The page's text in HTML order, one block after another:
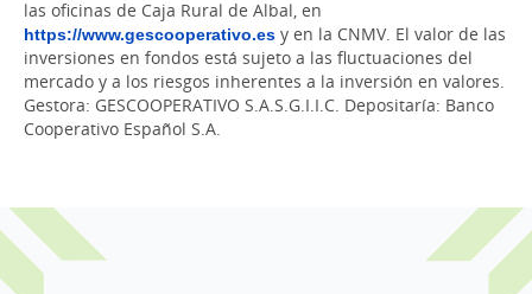
las oficinas de Caja Rural de Albal, en
https://www.gescooperativo.es y en la CNMV. El valor de las
inversiones en fondos está sujeto a las fluctuaciones del
mercado y a los riesgos inherentes a la inversión en valores.
Gestora: GESCOOPERATIVO S.A.S.G.I.I.C. Depositaría: Banco
Cooperativo Español S.A.